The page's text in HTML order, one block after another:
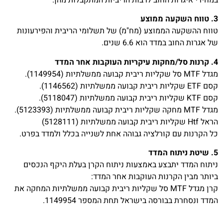
3. טווח השקעה ממוצע
טווח ההשקעה הממוצע (מח"מ) של תשלומי הריבית והפירעונות
של אגרות החוב במדד הוא 6.6 שנים.
4. קרנות סל/מחקות עיקריות העוקבות אחר המדד
מגדל MTF סל שקליות ריבית קבועה ממשלתיות (1149954).
קסם ETF שקליות ריבית קבועה ממשלתיות (1146562).
קסם KTF שקליות ריבית קבועה ממשלתיות (5118047).
מגדל MTF מחקה שקליות ריבית קבועה ממשלתיות (5123393).
הראל Htf שקליות ריבית קבועה ממשלתיות (5128111)
כל הקרנות עם קורלציה גבוהה אחת לשנייה בכלל ולמדד בפרט.
5. שיטת ניתוח המדד
ניתוח המדד יתבצע באמצעות ניתוח הקרן בעלת היקף הנכסים
ביותר מבין הקרנות העוקבות אחר המדד:
קרן מגדל MTF סל שקליות ריבית קבועה ממשלתיות המחקה את
המדד ונסחרת בבורסה בישראל תחת המספר 1149954.